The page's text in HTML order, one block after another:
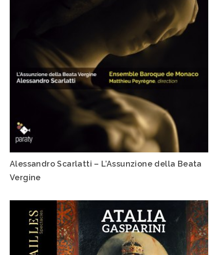
Alessandro Scarlatti – L’Assunzione della Beata
Vergine